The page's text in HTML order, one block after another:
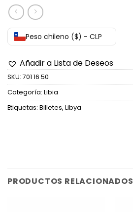
Peso chileno ($) - CLP
Añadir a Lista de Deseos
SKU: 701 16 50
Categoría: Libia
Etiquetas: Billetes, Libya
PRODUCTOS RELACIONADOS